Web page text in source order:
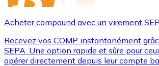
Acheter compound avec un virement
Recevez vos COMP instantanément
SEPA. Une option rapide et sûre pour
opérer directement depuis leur compte